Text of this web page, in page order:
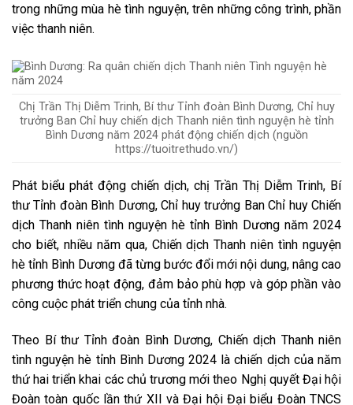
trong những mùa hè tình nguyện, trên những công trình, phần
việc thanh niên.
Chị Trần Thị Diễm Trinh, Bí thư Tỉnh đoàn Bình Dương, Chỉ huy
trưởng Ban Chỉ huy chiến dịch Thanh niên tình nguyện hè tỉnh
Bình Dương năm 2024 phát động chiến dịch (nguồn
https://tuoitrethudo.vn/)
Phát biểu phát động chiến dịch, chị Trần Thị Diễm Trinh, Bí
thư Tỉnh đoàn Bình Dương, Chỉ huy trưởng Ban Chỉ huy Chiến
dịch Thanh niên tình nguyện hè tỉnh Bình Dương năm 2024
cho biết, nhiều năm qua, Chiến dịch Thanh niên tình nguyện
hè tỉnh Bình Dương đã từng bước đổi mới nội dung, nâng cao
phương thức hoạt động, đảm bảo phù hợp và góp phần vào
công cuộc phát triển chung của tỉnh nhà.
Theo Bí thư Tỉnh đoàn Bình Dương, Chiến dịch Thanh niên
tình nguyện hè tỉnh Bình Dương 2024 là chiến dịch của năm
thứ hai triển khai các chủ trương mới theo Nghị quyết Đại hội
Đoàn toàn quốc lần thứ XII và Đại hội Đại biểu Đoàn TNCS